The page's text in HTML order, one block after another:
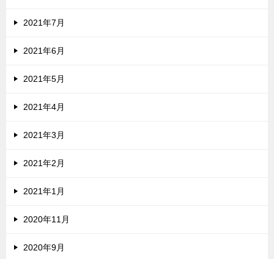
2021年7月
2021年6月
2021年5月
2021年4月
2021年3月
2021年2月
2021年1月
2020年11月
2020年9月